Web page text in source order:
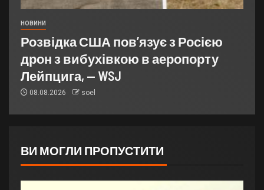
НОВИНИ
Розвідка США пов’язує з Росією
дрон з вибухівкою в аеропорту
Лейпцига, — WSJ
08.08.2026 soel
ВИ МОГЛИ ПРОПУСТИТИ